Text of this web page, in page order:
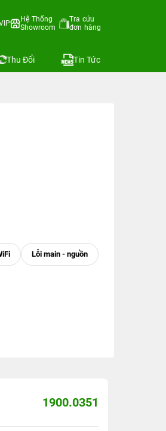
Hệ Thống
Showroom
Tra cứu
đơn hàng
Thu Đổi Tin Tức
1900.0351